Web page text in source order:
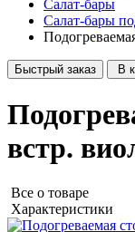
Салат-бары
Салат-бары
Быстрый заказ В
встр.
Все о товаре
Характеристики